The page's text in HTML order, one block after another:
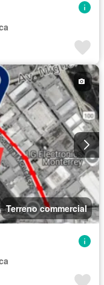
Terreno commercial